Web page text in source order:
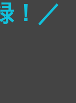
！／